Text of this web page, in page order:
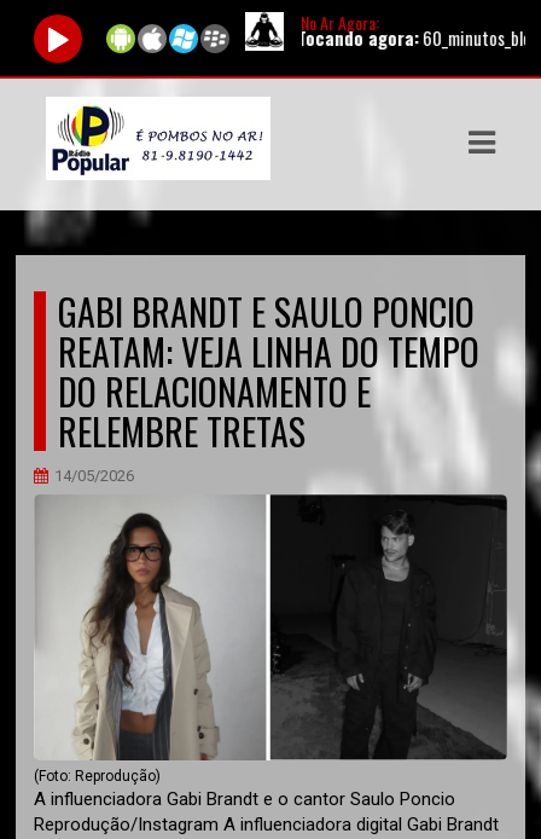
No Ar Agora:
Tocando agora:60_minutos_bloco01 |
GABI BRANDT E SAULO PONCIO
REATAM: VEJA LINHA DO TEMPO
DO RELACIONAMENTO E
RELEMBRE TRETAS
14/05/2026
(Foto: Reprodução)
A influenciadora Gabi Brandt e o cantor Saulo Poncio
Reprodução/Instagram A influenciadora digital Gabi Brandt